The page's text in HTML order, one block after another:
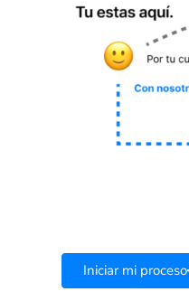
Iniciar mi proceso